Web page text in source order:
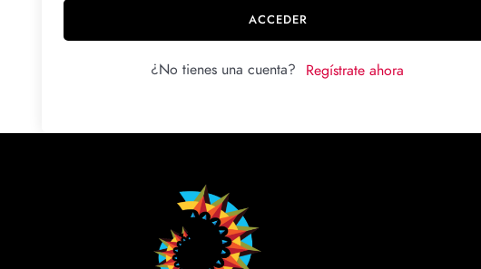
ACCEDER
¿No tienes una cuenta? Regístrate ahora